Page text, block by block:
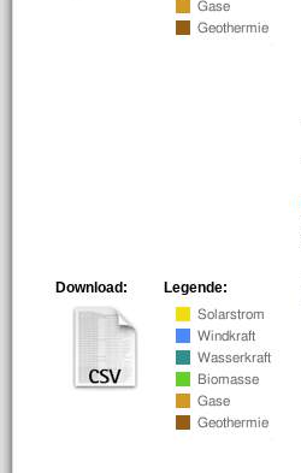
Legende:
Download: